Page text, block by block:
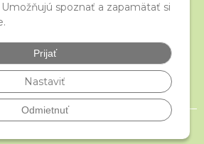
Umožňujú spoznať a zapamätať si
Prijať
Nastaviť
Odmietnuť
iStraka
Veľkoobchod
otázky
Certifikáty
korálky a polodrahokamy široko ďaleko •